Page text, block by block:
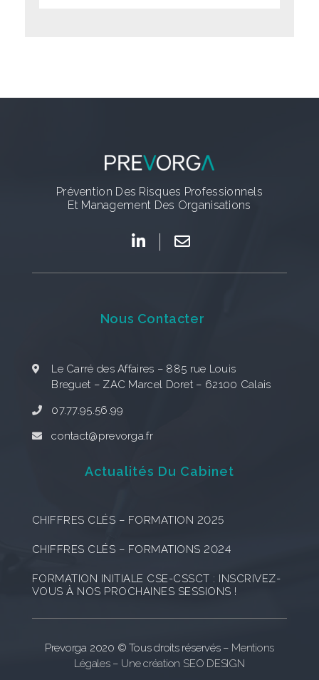
Prévention Des Risques Professionnels
Et Management Des Organisations
Nous Contacter
Le Carré des Affaires – 885 rue Louis
Breguet – ZAC Marcel Doret – 62100 Calais
07.77.95.56.99
contact@prevorga.fr
Actualités Du Cabinet
CHIFFRES CLÉS – FORMATION 2025
CHIFFRES CLÉS – FORMATIONS 2024
FORMATION INITIALE CSE-CSSCT : INSCRIVEZ-
VOUS À NOS PROCHAINES SESSIONS !
Prevorga 2020 © Tous droits réservés – Mentions
Légales– Une création SEO DESIGN